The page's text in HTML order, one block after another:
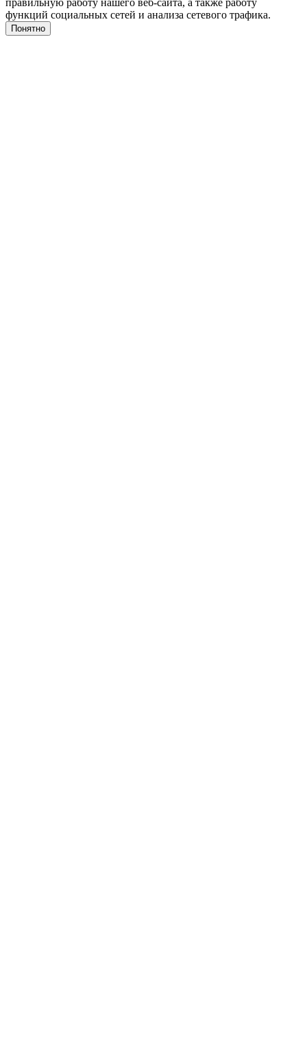
правильную работу нашего веб-сайта, а также работу
функций социальных сетей и анализа сетевого трафика.
Понятно